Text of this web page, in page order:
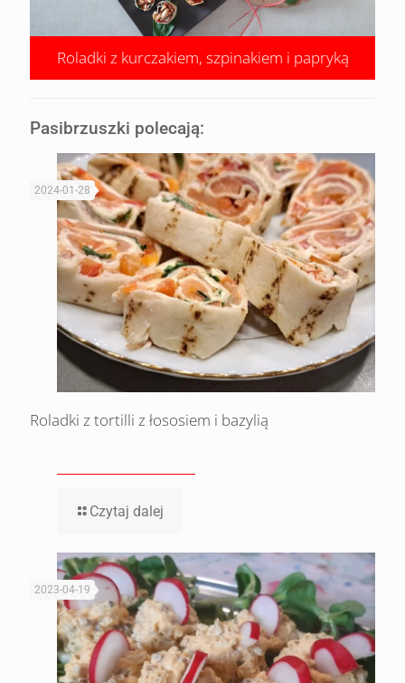
Roladki z kurczakiem, szpinakiem i papryką
Pasibrzuszki polecają:
2024-01-28
Roladki z tortilli z łososiem i bazylią
Czytaj dalej
2023-04-19